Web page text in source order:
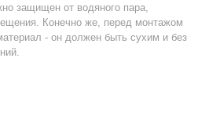
защищен от водяного пара,
Конечно же, перед монтажом
- он должен быть сухим и без